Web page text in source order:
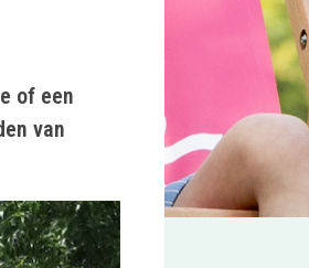
of een
van